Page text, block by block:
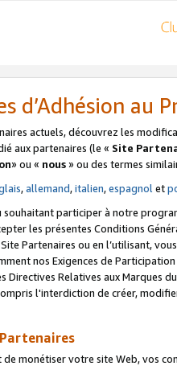
d’Adhésion au
actuels, découvrez les
aux partenaires (le « Site
» ou « nous» ou des termes
,allemand,italien,espagnolet
participer à notre
les présentes Conditions
Partenaires ou en l’utilisant,
nos Exigences de
Directives Relatives aux Marques
l'interdiction de créer,
monétiser votre site Web, vos